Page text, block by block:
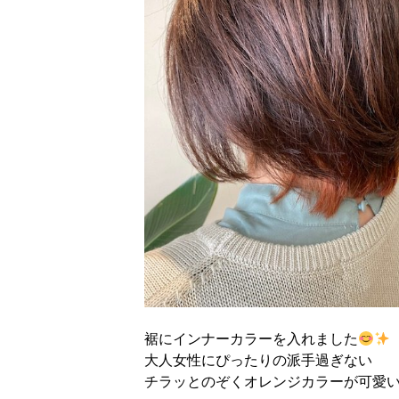
裾にインナーカラーを入れました
大人女性にぴったりの派手過ぎない
チラッとのぞくオレンジカラーが可愛